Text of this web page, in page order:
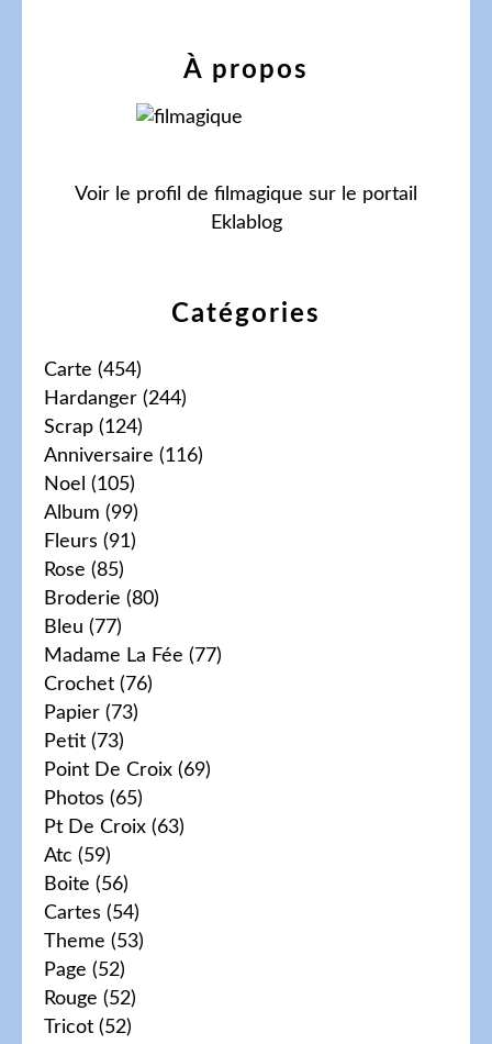
Catégories
Carte (454)
Hardanger (244)
Scrap (124)
Anniversaire (116)
Noel (105)
Album (99)
Fleurs (91)
Rose (85)
Broderie (80)
Bleu (77)
Madame La Fée (77)
Crochet (76)
Papier (73)
Petit (73)
Point De Croix (69)
Photos (65)
Pt De Croix (63)
Atc (59)
Boite (56)
Cartes (54)
Theme (53)
Page (52)
Rouge (52)
Tricot (52)
À propos
Voir le profil de filmagique sur le portail
Eklablog